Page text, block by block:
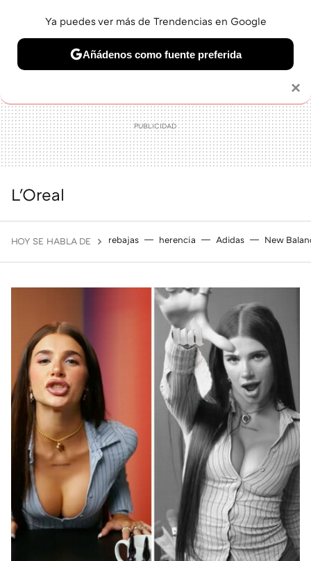
BELLEZA SHOPPING VIAJES GASTRO SNEAKERS
L'Oreal
HOY SE HABLA DE rebajas herencia Adidas New
×
Ya puedes ver más de Trendencias en Google
Añádenos como fuente preferida